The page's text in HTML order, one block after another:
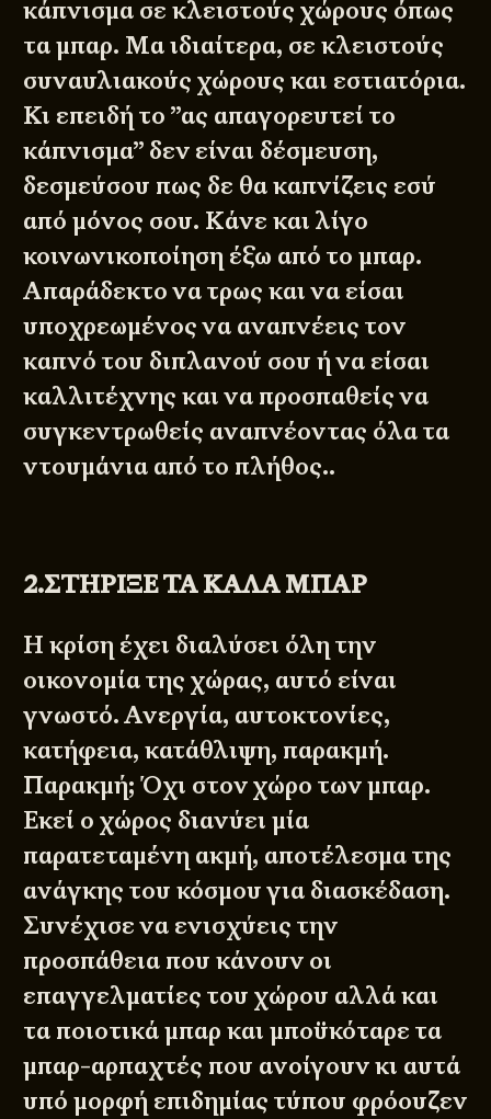
κάπνισμα σε κλειστούς χώρους όπως
τα μπαρ. Μα ιδιαίτερα, σε κλειστούς
συναυλιακούς χώρους και εστιατόρια.
Κι επειδή το ”ας απαγορευτεί το
κάπνισμα” δεν είναι δέσμευση,
δεσμεύσου πως δε θα καπνίζεις εσύ
από μόνος σου. Κάνε και λίγο
κοινωνικοποίηση έξω από το μπαρ.
Απαράδεκτο να τρως και να είσαι
υποχρεωμένος να αναπνέεις τον
καπνό του διπλανού σου ή να είσαι
καλλιτέχνης και να προσπαθείς να
συγκεντρωθείς αναπνέοντας όλα τα
ντουμάνια από το πλήθος..
2.ΣΤΗΡΙΞΕ ΤΑ ΚΑΛΑ ΜΠΑΡ
Η κρίση έχει διαλύσει όλη την
οικονομία της χώρας, αυτό είναι
γνωστό. Ανεργία, αυτοκτονίες,
κατήφεια, κατάθλιψη, παρακμή.
Παρακμή; Όχι στον χώρο των μπαρ.
Εκεί ο χώρος διανύει μία
παρατεταμένη ακμή, αποτέλεσμα της
ανάγκης του κόσμου για διασκέδαση.
Συνέχισε να ενισχύεις την
προσπάθεια που κάνουν οι
επαγγελματίες του χώρου αλλά και
τα ποιοτικά μπαρ και μποϋκόταρε τα
μπαρ-αρπαχτές που ανοίγουν κι αυτά
υπό μορφή επιδημίας τύπου φρόουζεν